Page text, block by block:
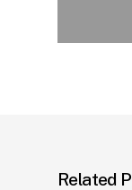
Related